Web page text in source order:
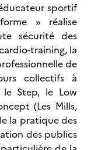
sportif
» réalise
sécurité des
training, la
de
collectifs à
Step, le Low
(Les Mills,
la pratique des
des publics